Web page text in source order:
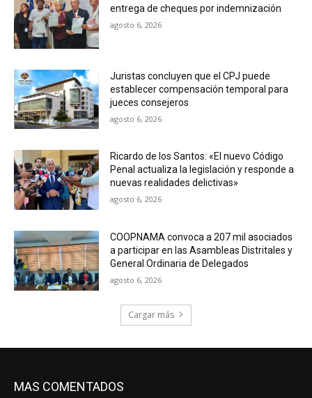
entrega de cheques por indemnización
agosto 6, 2026
Juristas concluyen que el CPJ puede
establecer compensación temporal para
jueces consejeros
agosto 6, 2026
Ricardo de los Santos: «El nuevo Código
Penal actualiza la legislación y responde a
nuevas realidades delictivas»
agosto 6, 2026
COOPNAMA convoca a 207 mil asociados
a participar en las Asambleas Distritales y
General Ordinaria de Delegados
agosto 6, 2026
Cargar más
MAS COMENTADOS